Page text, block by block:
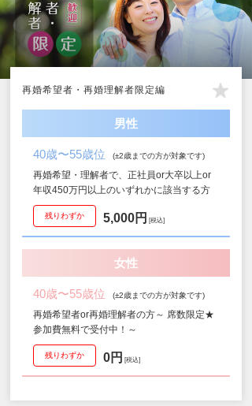
再婚希望者・再婚理解者限定編
男性
40歳〜55歳位 (±2歳までの方が対象です)
再婚希望・理解者で、正社員or大卒以上or
年収450万円以上のいずれかに該当する方
残りわずか 5,000円 税込
女性
40歳〜55歳位 (±2歳までの方が対象です)
再婚希望者or再婚理解者の方～ 席数限定★
参加費無料で受付中！～
残りわずか 0円 税込